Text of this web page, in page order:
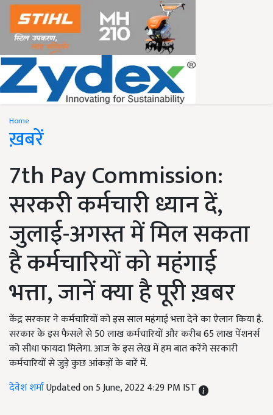
Home
ख़बरें
7th Pay Commission:
सरकरी कर्मचारी ध्यान दें,
जुलाई-अगस्त में मिल सकता
है कर्मचारियों को महंगाई
भत्ता, जानें क्या है पूरी ख़बर
केंद्र सरकार ने कर्मचारियों को इस साल महंगाई भत्ता देने का ऐलान किया है.
सरकार के इस फैसले से 50 लाख कर्मचारियों और करीब 65 लाख पेंशनर्स
को सीधा फायदा मिलेगा. आज के इस लेख में हम बात करेंगे सरकारी
कर्मचारियों से जुड़े कुछ आंकड़ों के बारें में.
देवेश शर्माUpdated on 5 June, 2022 4:29 PM IST